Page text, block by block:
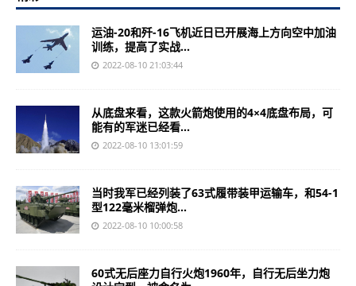
运油-20和歼-16飞机近日已开展海上方向空中加油
训练，提高了实战...
2022-08-10 21:03:44
从底盘来看，这款火箭炮使用的4×4底盘布局，可
能有的军迷已经看...
2022-08-10 13:01:59
当时我军已经列装了63式履带装甲运输车，和54-1
型122毫米榴弹炮...
2022-08-10 10:00:58
60式无后座力自行火炮1960年，自行无后坐力炮